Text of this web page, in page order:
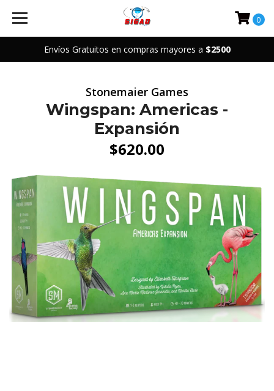
Envíos Gratuitos en compras mayores a $2500
0
Stonemaier Games
Wingspan: Americas -
Expansión
$620.00